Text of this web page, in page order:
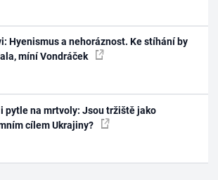
Hyenismus a nehoráznost. Ke stíhání by
míní Vondráček
pytle na mrtvoly: Jsou tržiště jako
cílem Ukrajiny?